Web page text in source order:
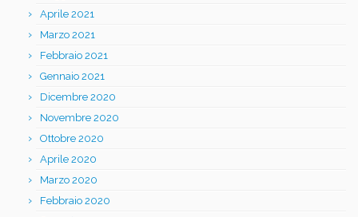
Aprile 2021
Marzo 2021
Febbraio 2021
Gennaio 2021
Dicembre 2020
Novembre 2020
Ottobre 2020
Aprile 2020
Marzo 2020
Febbraio 2020